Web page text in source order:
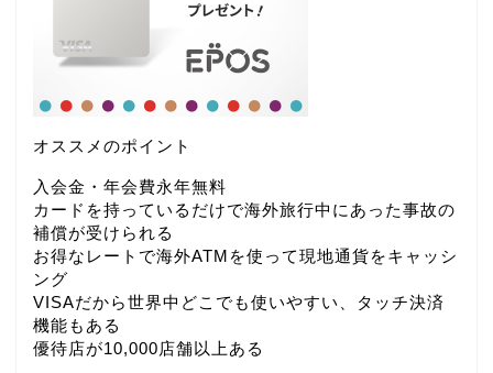
オススメのポイント
入会金・年会費永年無料
カードを持っているだけで海外旅行中にあった事故の
補償が受けられる
お得なレートで海外ATMを使って現地通貨をキャッシ
ング
VISAだから世界中どこでも使いやすい、タッチ決済
機能もある
優待店が10,000店舗以上ある